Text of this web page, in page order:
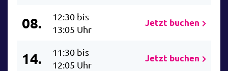
08.
12:30 bis
13:05 Uhr
Jetzt buchen
14.
11:30 bis
12:05 Uhr
Jetzt buchen